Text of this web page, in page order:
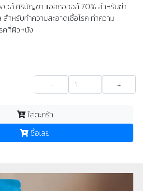
ฮอล์ ศิริบัญชา แอลกอฮอล์ 70% สำหรับฆ่า
ำหรับทำความสะอาดเชื้อโรค ทำความ
คที่ผิวหนัง
- +
ใส่ตะกร้า
ซื้อเลย